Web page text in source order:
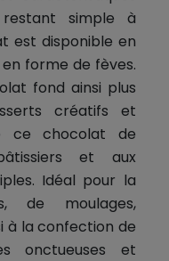
simple à
est disponible en
forme de fèves.
fond ainsi plus
créatifs et
ce chocolat de
et aux
Idéal pour la
de moulages,
à la confection de
onctueuses et